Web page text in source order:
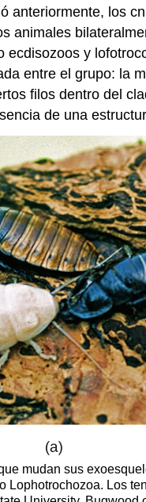
anteriormente, los
animales
ecdisozoos y
entre el grupo: la
filos dentro del
de una
mudan sus
Lophotrochozoa. Los